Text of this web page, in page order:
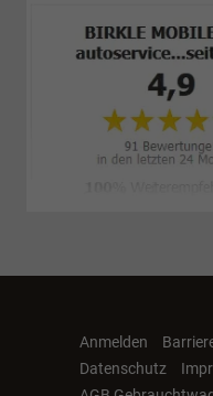
Anmelden
Datenschutz